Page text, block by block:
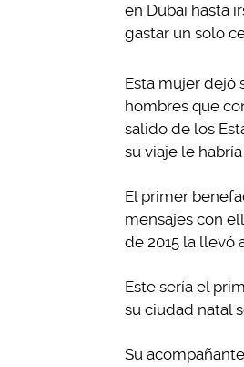
en Dubai hasta
gastar un solo
Esta mujer dejó
hombres que
salido de los
su viaje le
El primer
mensajes con
de 2015 la llevó
Este sería el
su ciudad natal
Su